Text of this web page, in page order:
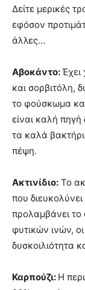
Δείτε μερικές
εφόσον
άλλες…
Αβοκάντο:Έχει
και σορβιτόλη,
το φούσκωμα
είναι καλή
τα καλά
πέψη.
Ακτινίδιο: Το
που
προλαμβάνει το
φυτικών ινών,
δυσκοιλιότητα
Καρπούζι: Η